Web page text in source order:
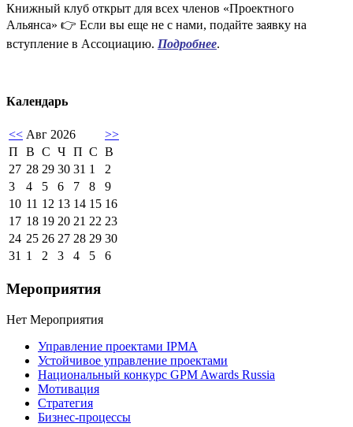
Книжный клуб открыт для всех членов «Проектного
Альянса» 👉 Если вы еще не с нами, подайте заявку на
вступление в Ассоциацию. Подробнее.
Календарь
<< Авг 2026
>>
П
В С Ч П С В
27 28 29 30 31 1
2
3
4 5 6 7 8
9
10 11 12 13 14 15 16
17 18 19 20 21 22 23
24 25 26 27 28 29 30
31 1 2 3 4 5 6
Мероприятия
Нет Мероприятия
Управление проектами IPMA
Устойчивое управление проектами
Национальный конкурс GPM Awards Russia
Мотивация
Стратегия
Бизнес-процессы